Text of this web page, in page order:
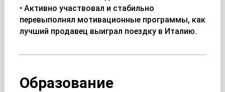
• Активно участвовал и стабильно
перевыполнял мотивационные программы, как
лучший продавец выиграл поездку в Италию.
Образование